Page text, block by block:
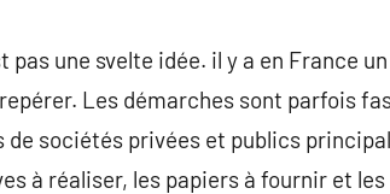
pas une svelte idée. il y a en France
Les démarches sont parfois
de sociétés privées et publics
à réaliser, les papiers à fournir et